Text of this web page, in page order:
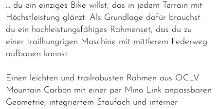
… du ein einziges Bike willst, das in jedem Terrain mit
Höchstleistung glänzt. Als Grundlage dafür brauchst
du ein hochleistungsfähiges Rahmenset, das du zu
einer trailhungrigen Maschine mit mittlerem Federweg
aufbauen kannst.
Einen leichten und trailrobusten Rahmen aus OCLV
Mountain Carbon mit einer per Mino Link anpassbaren
Geometrie, integriertem Staufach und interner